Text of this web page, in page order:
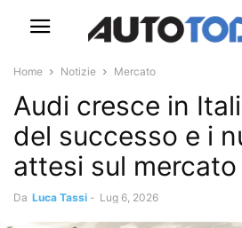
Home Notizie Mercato
Audi cresce in
del successo e i
attesi sul mercato
Da Luca Tassi - Lug 6, 2026